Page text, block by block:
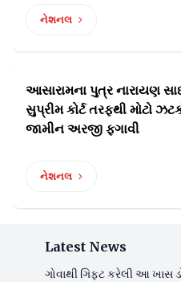
નેશનલ
આસારામના પુત્ર નારાયણ
સુપ્રીમ કોર્ટતરફથી મોટો
જામીન અરજી ફગાવી
નેશનલ
Latest News
ગોવાથી ગિફ્ટ કરેલી આ ખાસ